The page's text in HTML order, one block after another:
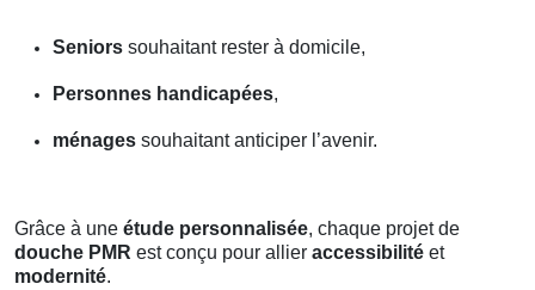
Seniors souhaitant rester à domicile,
Personnes handicapées,
ménages souhaitant anticiper l’avenir.
Grâce à une étude personnalisée, chaque projet de
douche PMR est conçu pour allier accessibilité et
modernité.